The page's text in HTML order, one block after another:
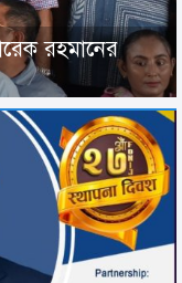
রহমানের